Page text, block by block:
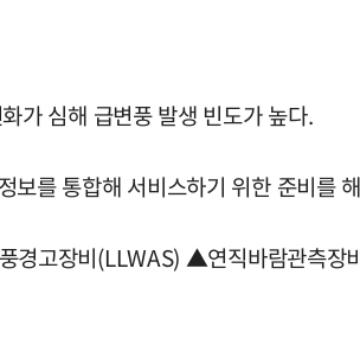
가 심해 급변풍 발생 빈도가 높다.
보를 통합해 서비스하기 위한 준비를
고장비(LLWAS) ▲연직바람관측장